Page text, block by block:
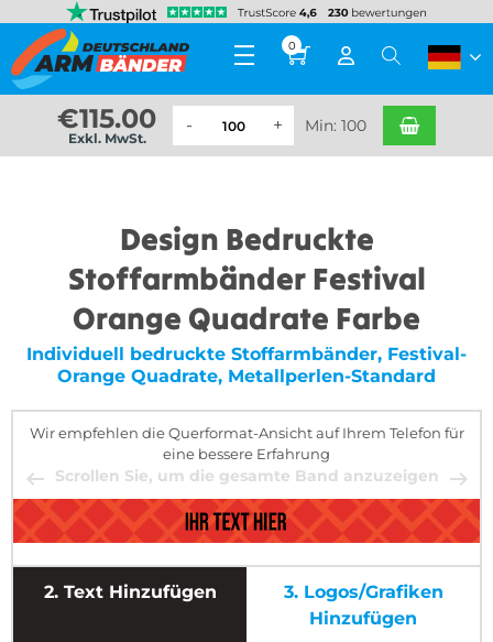
0
€115.00
Exkl. MwSt.
Min: 100
Design Bedruckte
Stoffarmbänder Festival
Orange Quadrate Farbe
Individuell bedruckte Stoffarmbänder, Festival-
Orange Quadrate, Metallperlen-Standard
Wir empfehlen die Querformat-Ansicht auf Ihrem Telefon für
eine bessere Erfahrung
Scrollen Sie, um die gesamte Band anzuzeigen
2. Text Hinzufügen 3. Logos/Grafiken
Hinzufügen